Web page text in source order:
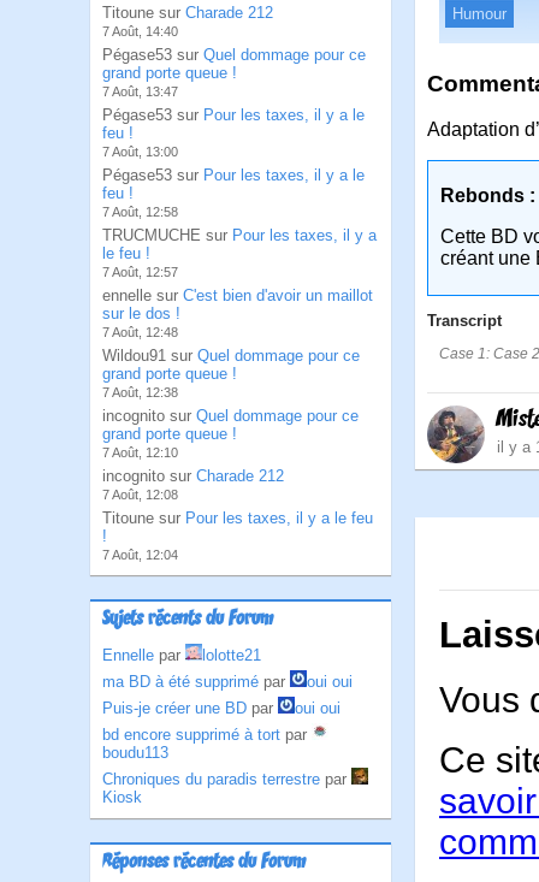
Titoune sur Charade 212
7 Août, 14:40
Pégase53 sur Quel dommage pour ce
grand porte queue !
7 Août, 13:47
Pégase53 sur Pour les taxes, il y a le
feu !
7 Août, 13:00
Pégase53 sur Pour les taxes, il y a le
feu !
7 Août, 12:58
TRUCMUCHE sur Pour les taxes, il y a
le feu !
7 Août, 12:57
ennelle sur C'est bien d'avoir un maillot
sur le dos !
7 Août, 12:48
Wildou91 sur Quel dommage pour ce
grand porte queue !
7 Août, 12:38
incognito sur Quel dommage pour ce
grand porte queue !
7 Août, 12:10
incognito sur Charade 212
7 Août, 12:08
Titoune sur Pour les taxes, il y a le feu
!
7 Août, 12:04
Sujets récents du Forum
Ennelle par
lolotte21
ma BD à été supprimé par
oui oui
Puis-je créer une BD par
oui oui
bd encore supprimé à tort par
boudu113
Chroniques du paradis terrestre par
Kiosk
Réponses récentes du Forum
Humour
Adaptation
Rebonds :
Cette BD
créant une
Transcript
Case 1: Case
il y a
Vous
Ce